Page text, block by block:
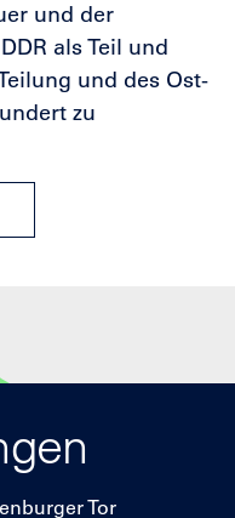
und der
als Teil und
und des Ost-
zu